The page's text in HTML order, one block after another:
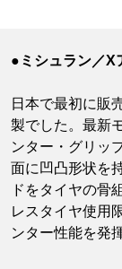
●ミシュラン／X
日本で最初に販
製でした。最新
ンター・グリッ
面に凹凸形状を
ドをタイヤの骨
レスタイヤ使用
ンター性能を発